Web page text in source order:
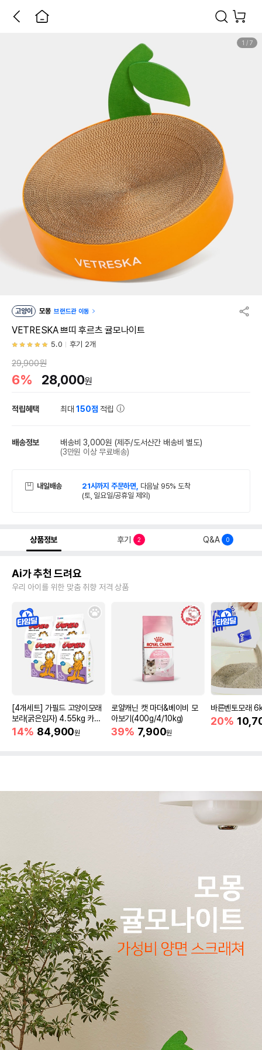
1 / 7
고양이 모몽 브랜드관 이동
VETRESKA 쁘띠 후르츠 귤모나이트
5.0 후기 2개
29,900원
6% 28,000원
적립혜택 최대150점 적립
배송정보 배송비 3,000원 (제주/도서산간 배송비 별도)
(3만원 이상 무료배송)
내일배송 21시까지 주문하면, 다음날 95% 도착
(토, 일요일/공휴일 제외)
상품정보 후기 2 Q&A 0
Ai가 추천 드려요
우리 아이를 위한 맞춤 취향 저격 상품
[4개세트] 가필드 고양이모래
보라(굵은입자) 4.55kg 카사
바모래
14% 84,900원
로얄캐닌 캣 마더&베이비 모
아보기(400g/4/10kg)
39% 7,900원
바른벤토모래
20%